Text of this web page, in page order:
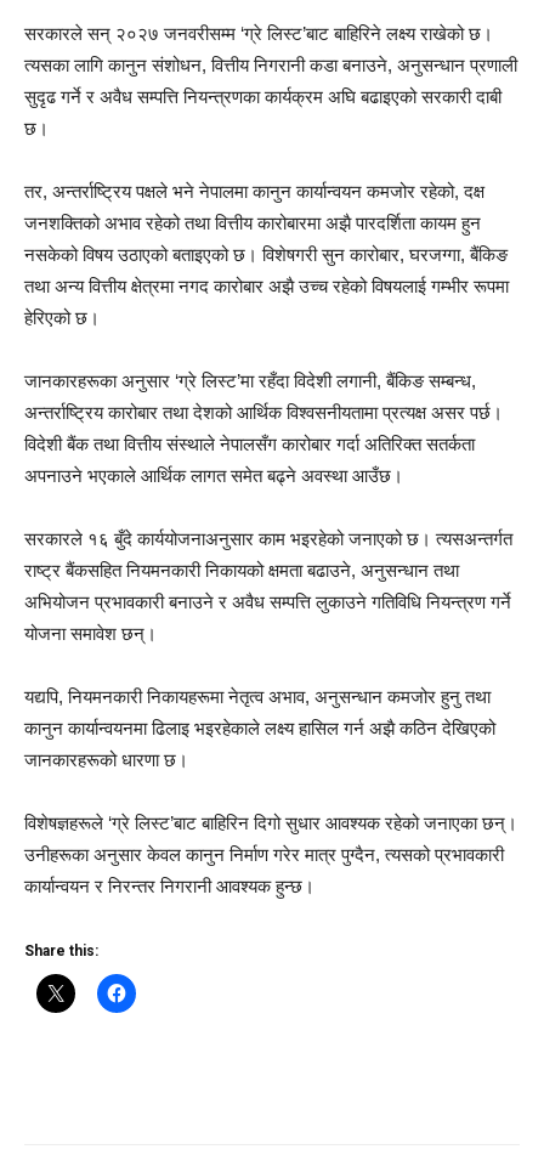
सरकारले सन् २०२७ जनवरीसम्म ‘ग्रे लिस्ट’बाट बाहिरिने लक्ष्य राखेको छ।
त्यसका लागि कानुन संशोधन, वित्तीय निगरानी कडा बनाउने, अनुसन्धान प्रणाली
सुदृढ गर्ने र अवैध सम्पत्ति नियन्त्रणका कार्यक्रम अघि बढाइएको सरकारी दाबी
छ।
तर, अन्तर्राष्ट्रिय पक्षले भने नेपालमा कानुन कार्यान्वयन कमजोर रहेको, दक्ष
जनशक्तिको अभाव रहेको तथा वित्तीय कारोबारमा अझै पारदर्शिता कायम हुन
नसकेको विषय उठाएको बताइएको छ। विशेषगरी सुन कारोबार, घरजग्गा, बैंकिङ
तथा अन्य वित्तीय क्षेत्रमा नगद कारोबार अझै उच्च रहेको विषयलाई गम्भीर रूपमा
हेरिएको छ।
जानकारहरूका अनुसार ‘ग्रे लिस्ट’मा रहँदा विदेशी लगानी, बैंकिङ सम्बन्ध,
अन्तर्राष्ट्रिय कारोबार तथा देशको आर्थिक विश्वसनीयतामा प्रत्यक्ष असर पर्छ।
विदेशी बैंक तथा वित्तीय संस्थाले नेपालसँग कारोबार गर्दा अतिरिक्त सतर्कता
अपनाउने भएकाले आर्थिक लागत समेत बढ्ने अवस्था आउँछ।
सरकारले १६ बुँदे कार्ययोजनाअनुसार काम भइरहेको जनाएको छ। त्यसअन्तर्गत
राष्ट्र बैंकसहित नियमनकारी निकायको क्षमता बढाउने, अनुसन्धान तथा
अभियोजन प्रभावकारी बनाउने र अवैध सम्पत्ति लुकाउने गतिविधि नियन्त्रण गर्ने
योजना समावेश छन्।
यद्यपि, नियमनकारी निकायहरूमा नेतृत्व अभाव, अनुसन्धान कमजोर हुनु तथा
कानुन कार्यान्वयनमा ढिलाइ भइरहेकाले लक्ष्य हासिल गर्न अझै कठिन देखिएको
जानकारहरूको धारणा छ।
विशेषज्ञहरूले ‘ग्रे लिस्ट’बाट बाहिरिन दिगो सुधार आवश्यक रहेको जनाएका छन्।
उनीहरूका अनुसार केवल कानुन निर्माण गरेर मात्र पुग्दैन, त्यसको प्रभावकारी
कार्यान्वयन र निरन्तर निगरानी आवश्यक हुन्छ।
Share this: